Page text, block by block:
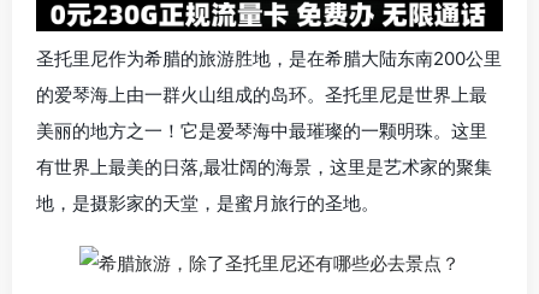
圣托里尼作为希腊的旅游胜地，是在希腊大陆东南200公里
的爱琴海上由一群火山组成的岛环。圣托里尼是世界上最
美丽的地方之一！它是爱琴海中最璀璨的一颗明珠。这里
有世界上最美的日落,最壮阔的海景，这里是艺术家的聚集
地，是摄影家的天堂，是蜜月旅行的圣地。